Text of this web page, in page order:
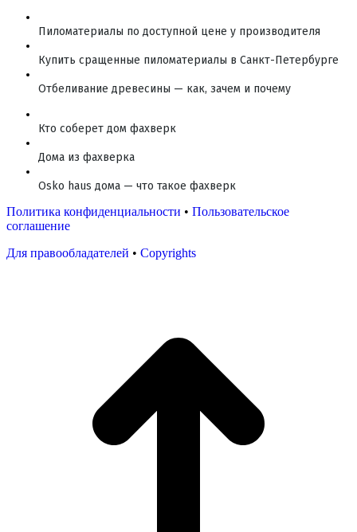
Пиломатериалы по доступной цене у производителя
Купить сращенные пиломатериалы в Санкт-Петербурге
Отбеливание древесины — как, зачем и почему
Кто соберет дом фахверк
Дома из фахверка
Osko haus дома — что такое фахверк
Политика конфиденциальности • Пользовательское
соглашение
Для правообладателей • Copyrights